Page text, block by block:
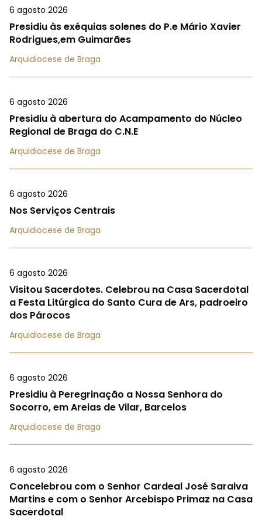
6 agosto 2026
Presidiu às exéquias solenes do P.e Mário Xavier
Rodrigues,em Guimarães
Arquidiocese de Braga
6 agosto 2026
Presidiu à abertura do Acampamento do Núcleo
Regional de Braga do C.N.E
Arquidiocese de Braga
6 agosto 2026
Nos Serviços Centrais
Arquidiocese de Braga
6 agosto 2026
Visitou Sacerdotes. Celebrou na Casa Sacerdotal
a Festa Litúrgica do Santo Cura de Ars, padroeiro
dos Párocos
Arquidiocese de Braga
6 agosto 2026
Presidiu à Peregrinação a Nossa Senhora do
Socorro, em Areias de Vilar, Barcelos
Arquidiocese de Braga
6 agosto 2026
Concelebrou com o Senhor Cardeal José Saraiva
Martins e com o Senhor Arcebispo Primaz na Casa
Sacerdotal